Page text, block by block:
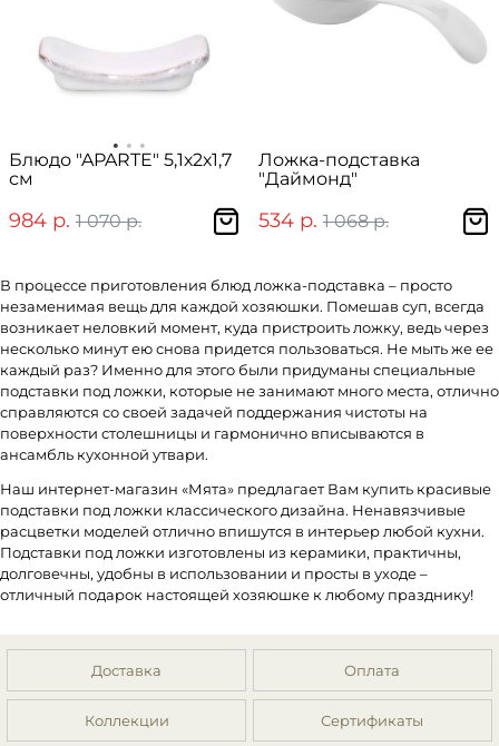
Блюдо "APARTE" 5,1х2х1,7
см
984 р. 1 070 р.
Ложка-подставка
"Даймонд"
534 р. 1 068 р.
В процессе приготовления блюд ложка-подставка – просто
незаменимая вещь для каждой хозяюшки. Помешав суп, всегда
возникает неловкий момент, куда пристроить ложку, ведь через
несколько минут ею снова придется пользоваться. Не мыть же ее
каждый раз? Именно для этого были придуманы специальные
подставки под ложки, которые не занимают много места, отлично
справляются со своей задачей поддержания чистоты на
поверхности столешницы и гармонично вписываются в
ансамбль кухонной утвари.
Наш интернет-магазин «Мята» предлагает Вам купить красивые
подставки под ложки классического дизайна. Ненавязчивые
расцветки моделей отлично впишутся в интерьер любой кухни.
Подставки под ложки изготовлены из керамики, практичны,
долговечны, удобны в использовании и просты в уходе –
отличный подарок настоящей хозяюшке к любому празднику!
Доставка Оплата
Коллекции Сертификаты